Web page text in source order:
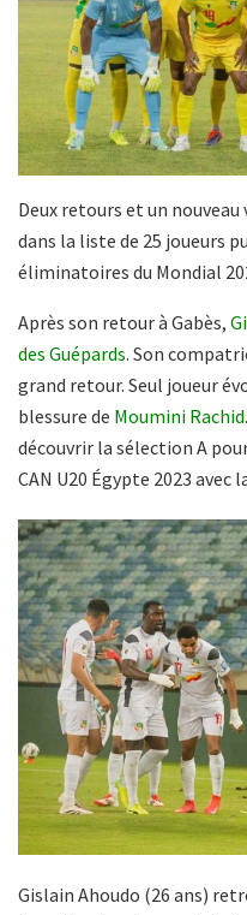
Deux retours et un nouveau
dans la liste de 25 joueurs
éliminatoires du Mondial
Après son retour à Gabès,
des Guépards. Son
grand retour. Seul joueur
blessure de Moumini Rachid.
découvrir la sélection A
CAN U20 Égypte 2023 avec
Gislain Ahoudo (26 ans)